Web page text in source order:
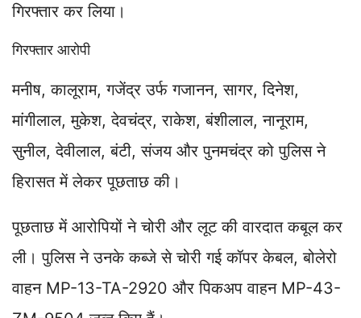
गिरफ्तार कर लिया।
गिरफ्तार आरोपी
मनीष, कालूराम, गजेंद्र उर्फ गजानन, सागर, दिनेश,
मांगीलाल, मुकेश, देवचंद्र, राकेश, बंशीलाल, नानूराम,
सुनील, देवीलाल, बंटी, संजय और पुनमचंद्र को पुलिस ने
हिरासत में लेकर पूछताछ की।
पूछताछ में आरोपियों ने चोरी और लूट की वारदात कबूल कर
ली। पुलिस ने उनके कब्जे से चोरी गई कॉपर केबल, बोलेरो
वाहन MP-13-TA-2920 और पिकअप वाहन MP-43-